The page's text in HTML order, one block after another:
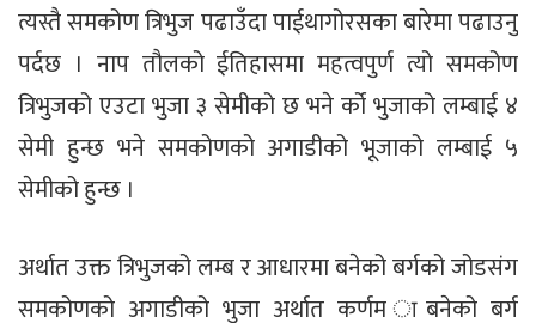
त्यस्तै समकोण त्रिभुज पढाउँदा पाईथागोरसका बारेमा पढाउनु
पर्दछ । नाप तौलको ईतिहासमा महत्वपुर्ण त्यो समकोण
त्रिभुजको एउटा भुजा ३ सेमीको छ भने र्को भुजाको लम्बाई ४
सेमी हुन्छ भने समकोणको अगाडीको भूजाको लम्बाई ५
सेमीको हुन्छ ।
अर्थात उक्त त्रिभुजको लम्ब र आधारमा बनेको बर्गको जोडसंग
समकोणको अगाडीको भुजा अर्थात कर्णम ाबनेको बर्ग